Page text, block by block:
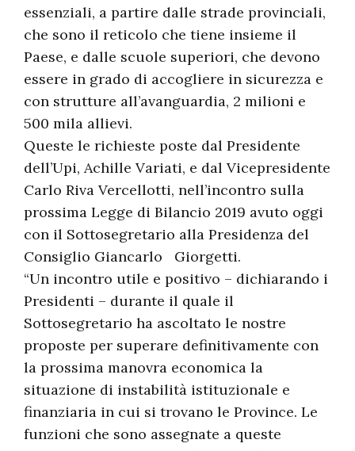
essenziali, a partire dalle strade provinciali,
che sono il reticolo che tiene insieme il
Paese, e dalle scuole superiori, che devono
essere in grado di accogliere in sicurezza e
con strutture all’avanguardia, 2 milioni e
500 mila allievi.
Queste le richieste poste dal Presidente
dell’Upi, Achille Variati, e dal Vicepresidente
Carlo Riva Vercellotti, nell’incontro sulla
prossima Legge di Bilancio 2019 avuto oggi
con il Sottosegretario alla Presidenza del
Consiglio Giancarlo Giorgetti.
“Un incontro utile e positivo – dichiarando i
Presidenti – durante il quale il
Sottosegretario ha ascoltato le nostre
proposte per superare definitivamente con
la prossima manovra economica la
situazione di instabilità istituzionale e
finanziaria in cui si trovano le Province. Le
funzioni che sono assegnate a queste